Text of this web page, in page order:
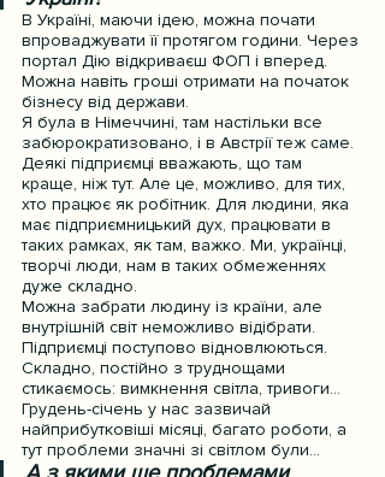
В Україні, маючи ідею, можна почати
впроваджувати її протягом години. Через
портал Дію відкриваєш ФОП і вперед.
Можна навіть гроші отримати на початок
бізнесу від держави.
Я була в Німеччині, там настільки все
забюрократизовано, і в Австрії теж саме.
Деякі підприємці вважають, що там
краще, ніж тут. Але це, можливо, для тих,
хто працює як робітник. Для людини, яка
має підприємницький дух, працювати в
таких рамках, як там, важко. Ми, українці,
творчі люди, нам в таких обмеженнях
дуже складно.
Можна забрати людину із країни, але
внутрішній світ неможливо відібрати.
Підприємці поступово відновлюються.
Складно, постійно з труднощами
стикаємось: вимкнення світла, тривоги…
Грудень-січень у нас зазвичай
найприбутковіші місяці, багато роботи, а
тут проблеми значні зі світлом були…